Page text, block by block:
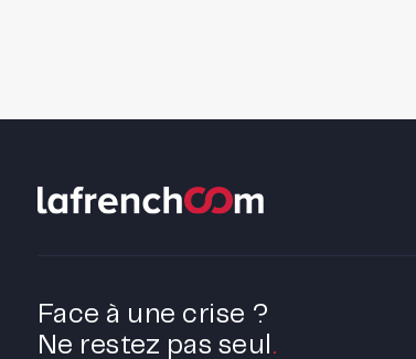
Face à une crise ?
Ne restez pas seul .